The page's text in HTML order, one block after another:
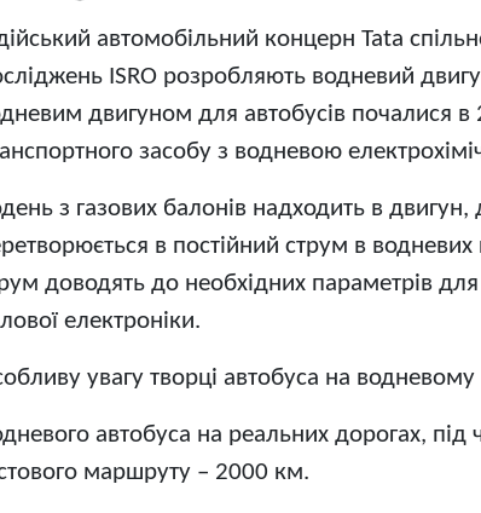
автомобільний концерн Tata
ISRO розробляють водневий
двигуном для автобусів почалися в
засобу з водневою
з газових балонів надходить в
в постійний струм в
доводять до необхідних параметрів
електроніки.
увагу творці автобуса на
автобуса на реальних дорогах, під
маршруту – 2000 км.